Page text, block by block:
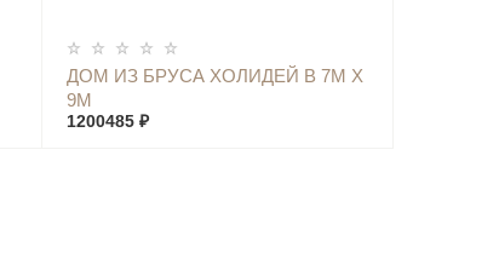
ДОМ ИЗ БРУСА ХОЛИДЕЙ В 7М Х
9М
1200485 ₽
КУПИТЬ